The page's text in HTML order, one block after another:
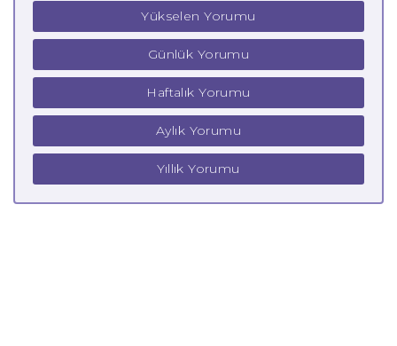
Yükselen Yorumu
Günlük Yorumu
Haftalık Yorumu
Aylık Yorumu
Yıllık Yorumu